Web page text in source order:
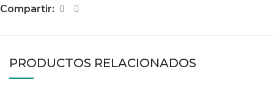
Compartir:
PRODUCTOS RELACIONADOS